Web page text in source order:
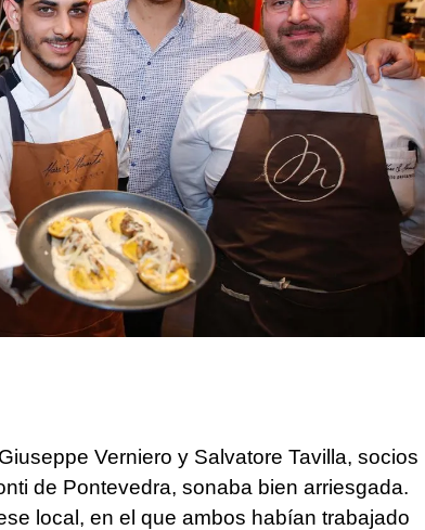
Verniero y Salvatore Tavilla, socios
de Pontevedra, sonaba bien arriesgada.
local, en el que ambos habían trabajado